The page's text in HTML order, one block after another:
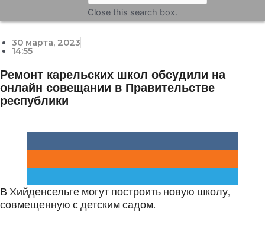
Close this search box.
30 марта, 2023
14:55
Ремонт карельских школ обсудили на
онлайн совещании в Правительстве
республики
В Хийденсельге могут построить новую школу,
совмещенную с детским садом.